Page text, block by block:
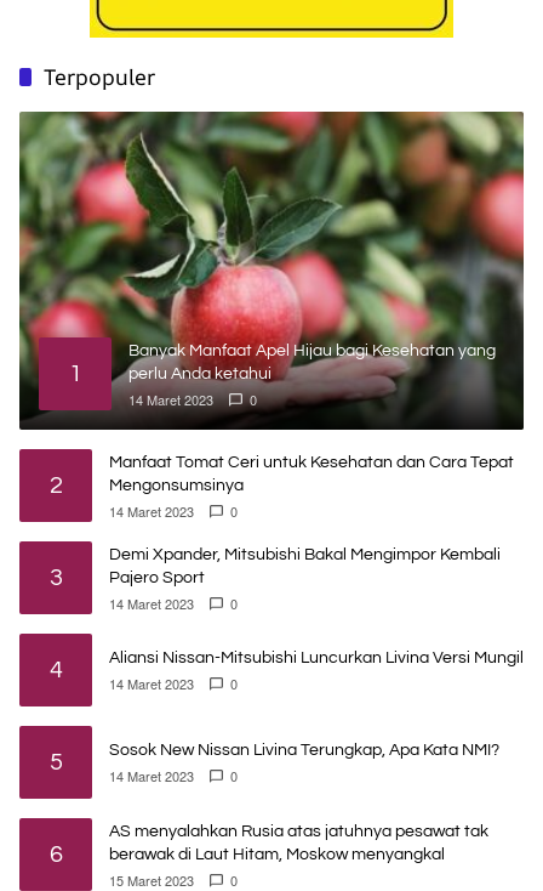
Terpopuler
1
Banyak Manfaat Apel Hijau bagi Kesehatan yang
perlu Anda ketahui
14 Maret 2023 0
2
Manfaat Tomat Ceri untuk Kesehatan dan Cara Tepat
Mengonsumsinya
14 Maret 2023 0
3
Demi Xpander, Mitsubishi Bakal Mengimpor Kembali
Pajero Sport
14 Maret 2023 0
4 Aliansi Nissan-Mitsubishi Luncurkan Livina Versi Mungil
14 Maret 2023 0
5 Sosok New Nissan Livina Terungkap, Apa Kata NMI?
14 Maret 2023 0
6
AS menyalahkan Rusia atas jatuhnya pesawat tak
berawak di Laut Hitam, Moskow menyangkal
15 Maret 2023 0